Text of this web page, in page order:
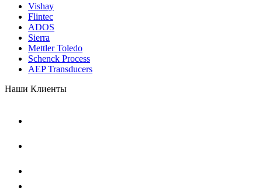
Vishay
Flintec
ADOS
Sierra
Mettler Toledo
Schenck Process
AEP Transducers
Наши Клиенты